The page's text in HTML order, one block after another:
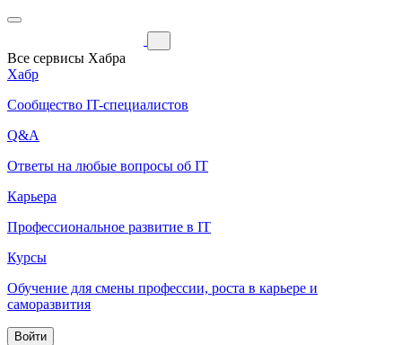
Все сервисы Хабра
Хабр
Сообщество IT-специалистов
Q&A
Ответы на любые вопросы об IT
Карьера
Профессиональное развитие в IT
Курсы
Обучение для смены профессии, роста в карьере и
саморазвития
Войти